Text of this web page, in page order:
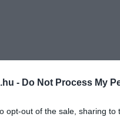
- Do Not Process My
opt-out of the sale, sharing
tűzoltói. A
és 1 önkéntes